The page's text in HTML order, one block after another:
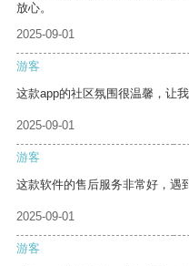
放心。
2025-09-01
游客
这款app的社区氛围很温馨，让
2025-09-01
游客
这款软件的售后服务非常好，遇
2025-09-01
游客